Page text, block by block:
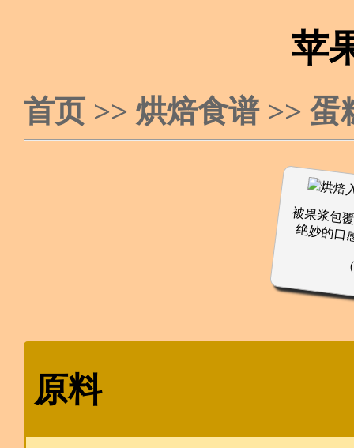
苹
首页 >> 烘焙食谱>> 蛋
被果浆包
绝妙的
原料